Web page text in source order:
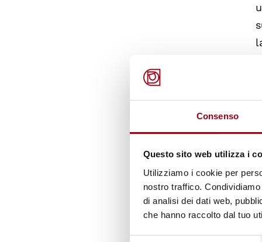
Consenso
Questo sito web utilizza i
Utilizziamo i cookie per
nostro traffico.
di analisi dei dati web,
che hanno raccolto dal tuo